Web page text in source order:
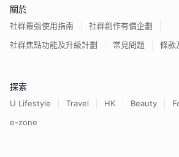
關於
社群最強使用指南
社群創作有價企劃
社群焦點功能及升級計劃
常見問題 條款
探索
U Lifestyle Travel HK Beauty
e-zone